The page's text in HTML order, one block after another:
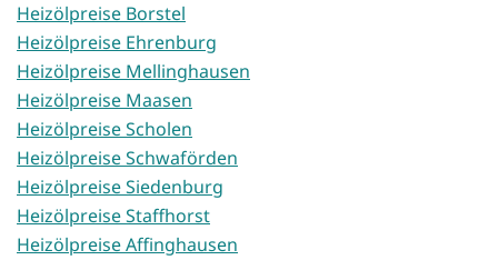
Heizölpreise Borstel
Heizölpreise Ehrenburg
Heizölpreise Mellinghausen
Heizölpreise Maasen
Heizölpreise Scholen
Heizölpreise Schwaförden
Heizölpreise Siedenburg
Heizölpreise Staffhorst
Heizölpreise Affinghausen